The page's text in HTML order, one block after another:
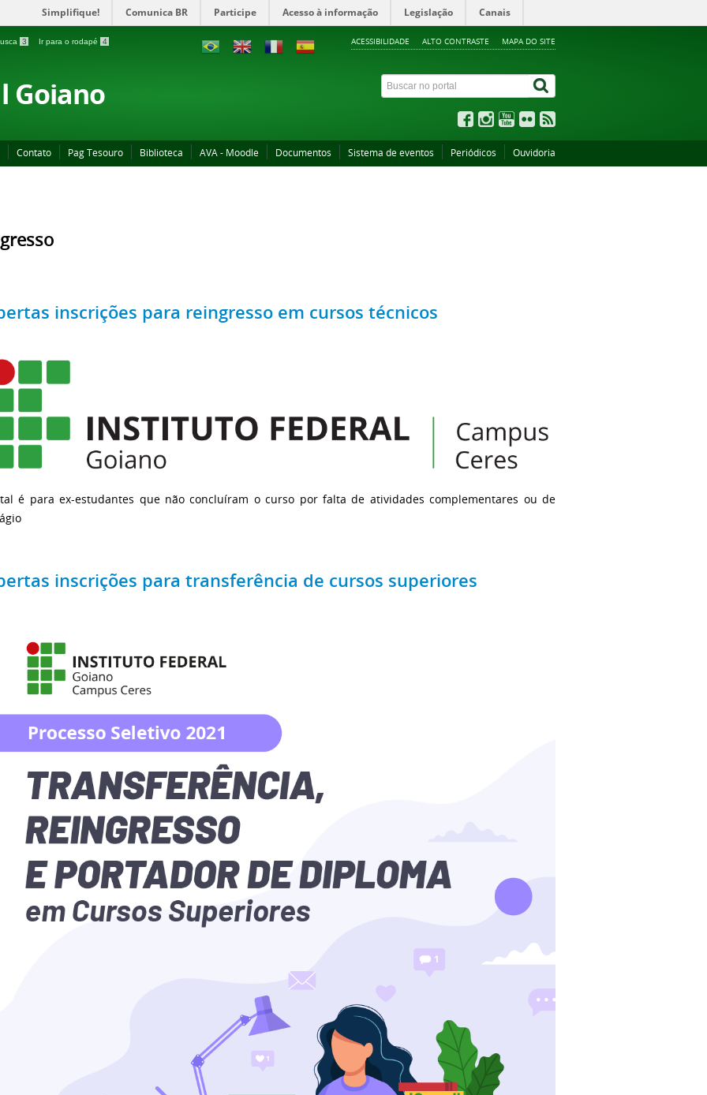
Simplifique! Comunica BR Participe Acesso à informação Legislação Canais
3 Ir para o rodapé 4 ACESSIBILIDADE ALTO CONTRASTE MAPA DO SITE
Goiano
Contato Pag Tesouro Biblioteca AVA - Moodle Documentos Sistema de eventos Periódicos Ouvidoria
inscrições para reingresso em cursos técnicos
é para ex-estudantes que não concluíram o curso por falta de atividades complementares ou de
inscrições para transferência de cursos superiores